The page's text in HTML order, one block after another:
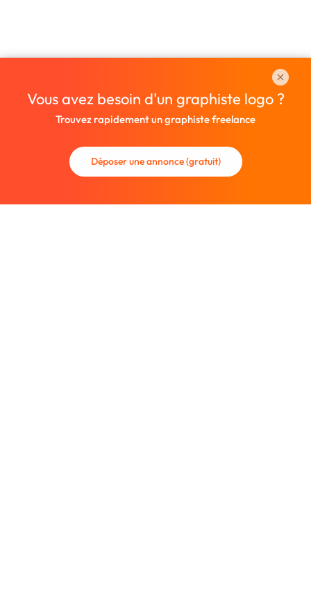
Vous avez besoin d'un graphiste logo ?
Trouvez rapidement un graphiste freelance
Déposer une annonce (gratuit)